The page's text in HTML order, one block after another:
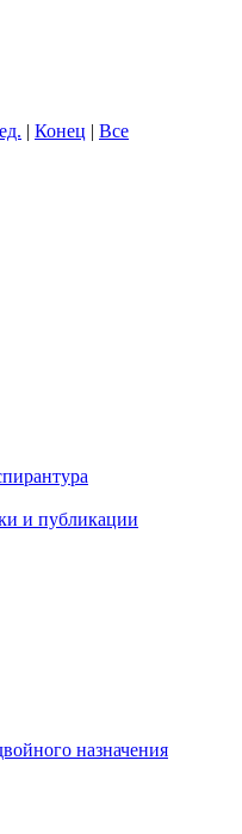
| Конец | Все
и публикации
назначения